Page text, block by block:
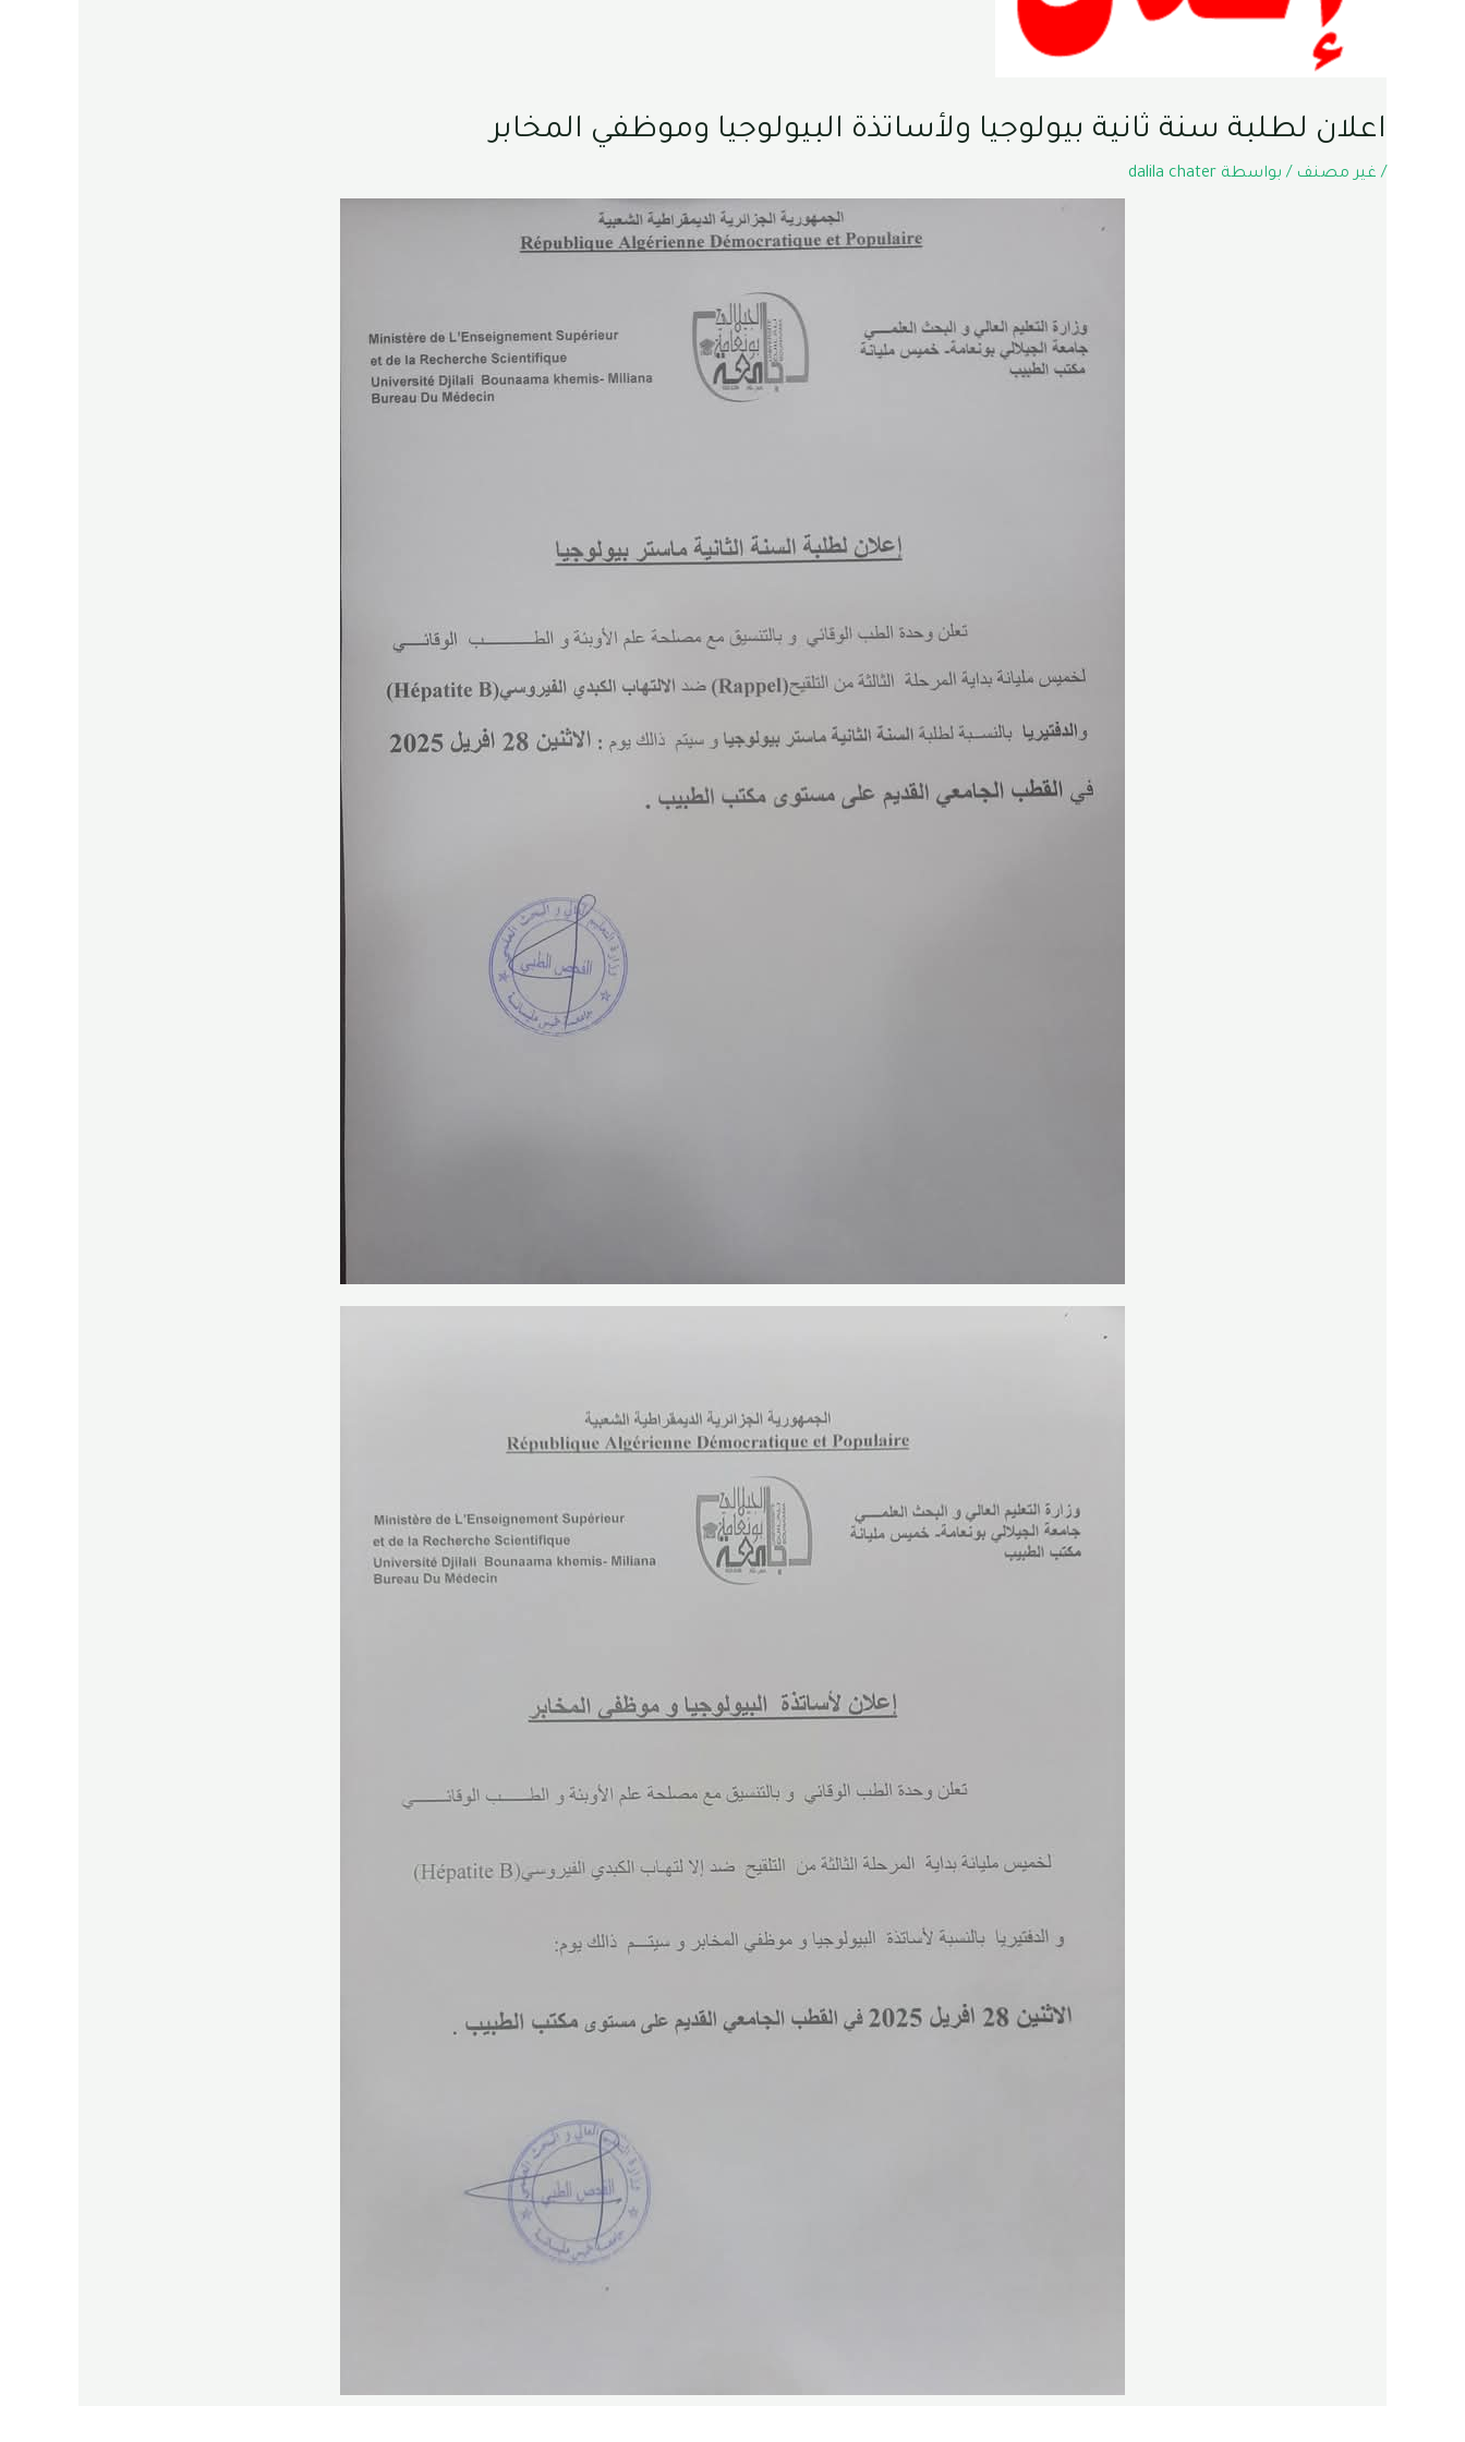
اعلان لطلبة سنة ثانية بيولوجيا ولأساتذة البيولوجيا وموظفي المخابر
/ غير مصنف / بواسطة dalila chater